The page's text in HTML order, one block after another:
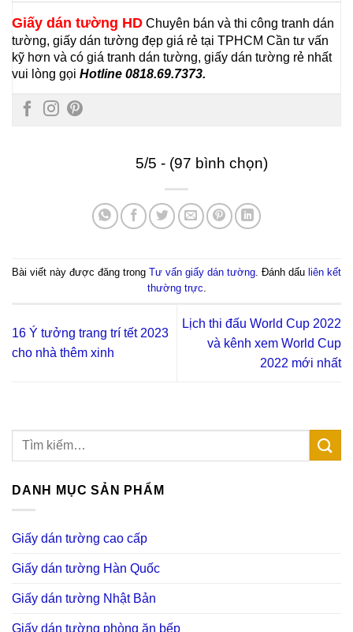
Giấy dán tường HD Chuyên bán và thi công tranh dán
tường, giấy dán tường đẹp giá rẻ tại TPHCM Cần tư vấn
kỹ hơn và có giá tranh dán tường, giấy dán tường rẻ nhất
vui lòng gọi Hotline 0818.69.7373.
5/5 - (97 bình chọn)
Bài viết này được đăng trong Tư vấn giấy dán tường . Đánh dấu liên kết
thường trực
16 Ý tưởng trang trí tết 2023
cho nhà thêm xinh
Lịch thi đấu World Cup 2022
và kênh xem World Cup
2022 mới nhất
DANH MỤC SẢN PHẨM
Giấy dán tường cao cấp
Giấy dán tường Hàn Quốc
Giấy dán tường Nhật Bản
Giấy dán tường phòng ăn bếp